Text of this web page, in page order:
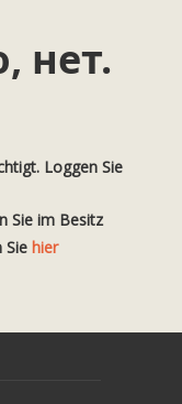
нет.
Loggen Sie
Sie im Besitz
Sie hier